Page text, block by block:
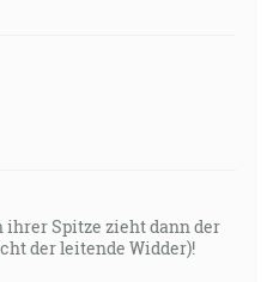
ihrer Spitze zieht dann der
der leitende Widder)!